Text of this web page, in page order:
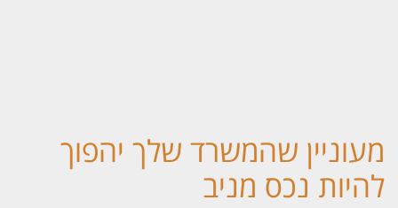
שהמשרד שלך יהפוך
נכס מניב